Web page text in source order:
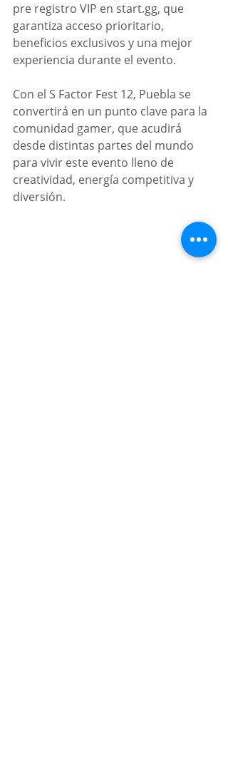
pre registro VIP en start.gg, que
garantiza acceso prioritario,
beneficios exclusivos y una mejor
experiencia durante el evento.
Con el S Factor Fest 12, Puebla se
convertirá en un punto clave para la
comunidad gamer, que acudirá
desde distintas partes del mundo
para vivir este evento lleno de
creatividad, energía competitiva y
diversión.